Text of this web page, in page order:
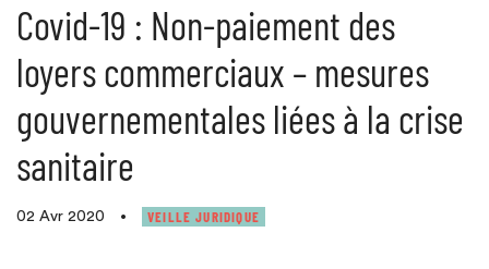
Covid-19 : Non-paiement des
loyers commerciaux – mesures
gouvernementales liées à la crise
sanitaire
02 Avr 2020 • VEILLE JURIDIQUE